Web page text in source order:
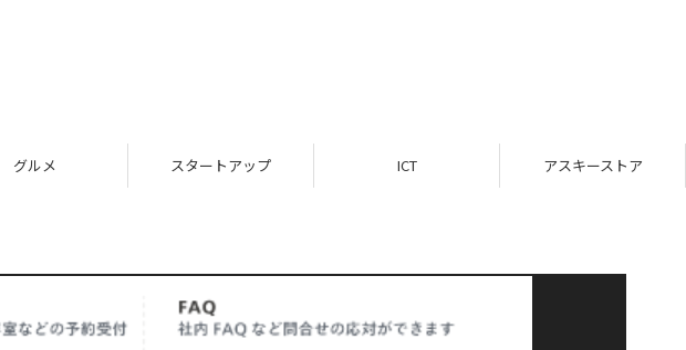
グルメ スタートアップ ICT アスキーストア